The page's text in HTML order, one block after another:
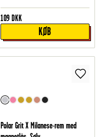
109 DKK
KØB
Polar Grit X Milanese-rem med